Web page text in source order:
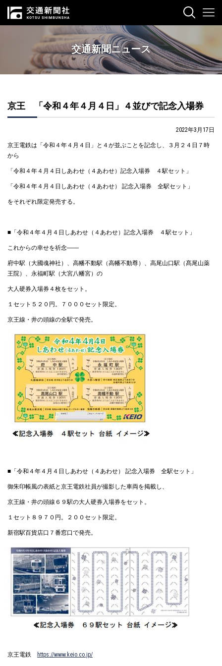
交通新聞ニュース
京王 「令和４年４月４日」４並びで記念入場券
2022年3月17日
京王電鉄は「令和４年４月４日」と４が並ぶことを記念し、３月２４日７時
から
「令和４年４月４日しあわせ（４あわせ）記念入場券 ４駅セット」
「令和４年４月４日しあわせ（４あわせ） 記念入場券 全駅セット」
をそれぞれ限定発売する。
■「令和４年４月４日しあわせ（４あわせ）記念入場券 ４駅セット」
これからの幸せを祈念――
府中駅（大國魂神社）、高幡不動駅（高幡不動尊）、高尾山口駅（髙尾山薬
王院）、永福町駅（大宮八幡宮）の
大人硬券入場券４枚をセット。
１セット５２０円。７０００セット限定。
京王線・井の頭線の全駅で発売。
■「令和４年４月４日しあわせ（４あわせ） 記念入場券 全駅セット」
御朱印帳風の表紙と京王電鉄社員が撮影した車両を掲載し、
京王線・井の頭線６９駅の大人硬券入場券をセット。
１セット８９７０円。２００セット限定。
新宿駅百貨店口７番窓口で発売。
京王電鉄 https://www.keio.co.jp/